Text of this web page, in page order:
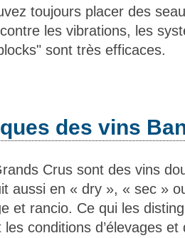
toujours placer des
les vibrations, les
sont très efficaces.
des vins
Crus sont des vins
aussi en « dry », « sec »
et rancio. Ce qui les
conditions d’élevages